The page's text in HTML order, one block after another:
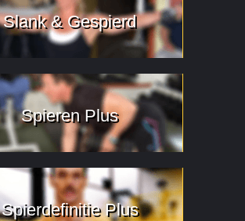
Slank & Gespierd
Spieren Plus
Spierdefinitie Plus